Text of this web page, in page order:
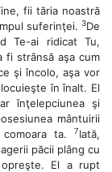
fii tăria noastră
suferinţei. 3De
Te-ai ridicat Tu,
fi strânsă aşa cum
şi încolo, aşa vor
în înalt. El
înţelepciunea şi
mântuirii
ta.
7Iată,
păcii plâng cu
El a rupt